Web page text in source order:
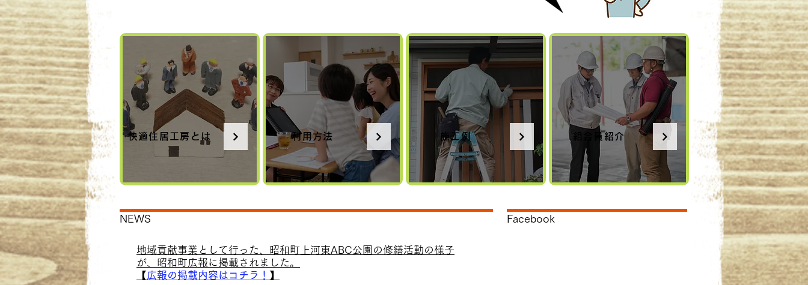
NEWS
​地域貢献事業として行った、昭和町上河東ABC公園の修繕活動の様子
が、昭和町広報に掲載されました。
【 広報の掲載内容はコチラ！ 】
快適住居工房とは 利用方法 施工例 組合員紹介
Facebook